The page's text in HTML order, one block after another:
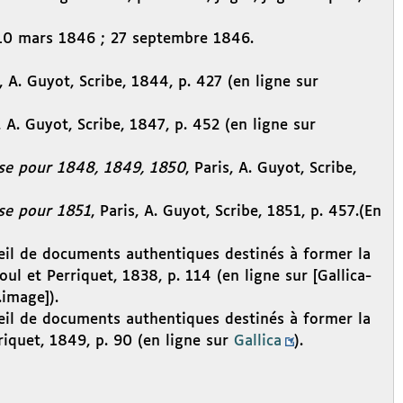
mars 1846 ; 27 septembre 1846.
A. Guyot, Scribe, 1844, p. 427 (en ligne sur
A. Guyot, Scribe, 1847, p. 452 (en ligne sur
pour 1848, 1849, 1850, Paris, A. Guyot, Scribe,
pour 1851, Paris, A. Guyot, Scribe, 1851, p. 457.(En
de documents authentiques destinés à former la
et Perriquet, 1838, p. 114 (en ligne sur [Gallica-
de documents authentiques destinés à former la
1849, p. 90 (en ligne sur Gallica ).